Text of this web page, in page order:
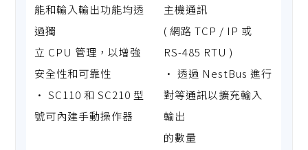
能和輸入輸出功能均透
過獨
立 CPU 管理，以增強
安全性和可靠性
• SC110 和 SC210 型
號可內建手動操作器
主機通訊
( 網路 TCP / IP 或
RS-485 RTU )
• 透過 NestBus 進行
對等通訊以擴充輸入
輸出
的數量